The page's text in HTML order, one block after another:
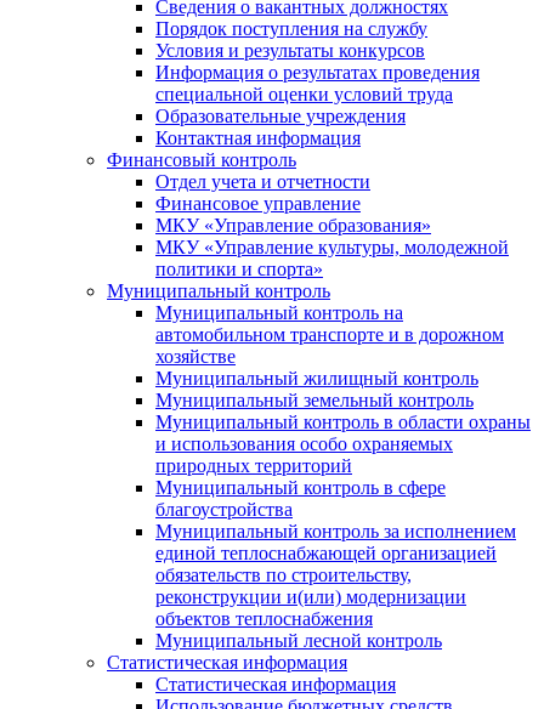
Сведения о вакантных должностях
Порядок поступления на службу
Условия и результаты конкурсов
Информация о результатах проведения
специальной оценки условий труда
Образовательные учреждения
Контактная информация
Финансовый контроль
Отдел учета и отчетности
Финансовое управление
МКУ «Управление образования»
МКУ «Управление культуры, молодежной
политики и спорта»
Муниципальный контроль
Муниципальный контроль на
автомобильном транспорте и в дорожном
хозяйстве
Муниципальный жилищный контроль
Муниципальный земельный контроль
Муниципальный контроль в области охраны
и использования особо охраняемых
природных территорий
Муниципальный контроль в сфере
благоустройства
Муниципальный контроль за исполнением
единой теплоснабжающей организацией
обязательств по строительству,
реконструкции и(или) модернизации
объектов теплоснабжения
Муниципальный лесной контроль
Статистическая информация
Статистическая информация